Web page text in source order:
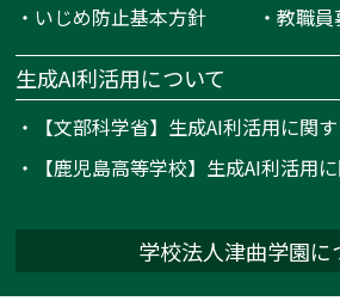
・ いじめ防止基本方針 ・ 教職員
生成AI利活用について
・
【文部科学省】生成AI利活用に関
・
【鹿児島高等学校】生成AI利活用
学校法人津曲学園に